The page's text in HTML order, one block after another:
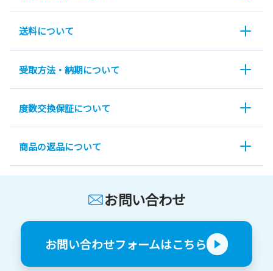
送料について
受取方法・納期について
度数交換保証について
商品の返品について
お問い合わせ
お問い合わせフォームはこちら